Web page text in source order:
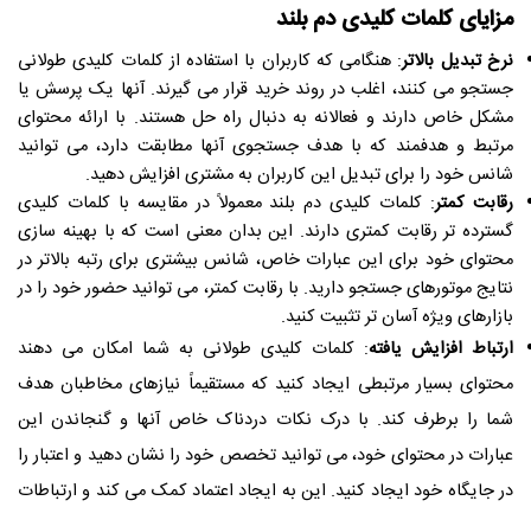
مزایای کلمات کلیدی دم بلند
نرخ تبدیل بالاتر: هنگامی که کاربران با استفاده از کلمات کلیدی طولانی
جستجو می کنند، اغلب در روند خرید قرار می گیرند. آنها یک پرسش یا
مشکل خاص دارند و فعالانه به دنبال راه حل هستند. با ارائه محتوای
مرتبط و هدفمند که با هدف جستجوی آنها مطابقت دارد، می توانید
شانس خود را برای تبدیل این کاربران به مشتری افزایش دهید.
رقابت کمتر: کلمات کلیدی دم بلند معمولاً در مقایسه با کلمات کلیدی
گسترده تر رقابت کمتری دارند. این بدان معنی است که با بهینه سازی
محتوای خود برای این عبارات خاص، شانس بیشتری برای رتبه بالاتر در
نتایج موتورهای جستجو دارید. با رقابت کمتر، می توانید حضور خود را در
بازارهای ویژه آسان تر تثبیت کنید.
ارتباط افزایش یافته: کلمات کلیدی طولانی به شما امکان می دهند
محتوای بسیار مرتبطی ایجاد کنید که مستقیماً نیازهای مخاطبان هدف
شما را برطرف کند. با درک نکات دردناک خاص آنها و گنجاندن این
عبارات در محتوای خود، می توانید تخصص خود را نشان دهید و اعتبار را
در جایگاه خود ایجاد کنید. این به ایجاد اعتماد کمک می کند و ارتباطات